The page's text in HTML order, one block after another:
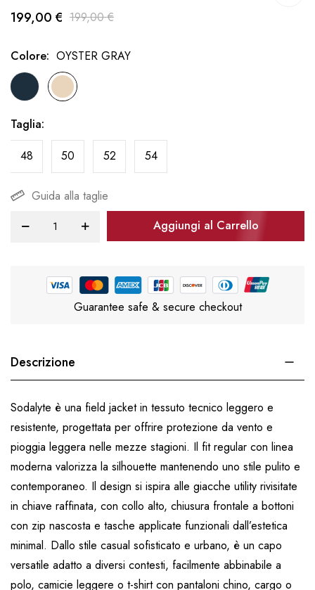
della
galleria
di
immagini
199,00 € 199,00 €
Colore OYSTER GRAY
Taglia
48
50 52 54
Guida alla taglie
Aggiungi al Carrello
Guarantee safe & secure checkout
Descrizione
Sodalyte è una field jacket in tessuto tecnico leggero e
resistente, progettata per offrire protezione da vento e
pioggia leggera nelle mezze stagioni. Il fit regular con linea
moderna valorizza la silhouette mantenendo uno stile pulito e
contemporaneo. Il design si ispira alle giacche utility rivisitate
in chiave raffinata, con collo alto, chiusura frontale a bottoni
con zip nascosta e tasche applicate funzionali dall’estetica
minimal. Dallo stile casual sofisticato e urbano, è un capo
versatile adatto a diversi contesti, facilmente abbinabile a
polo, camicie leggere o t-shirt con pantaloni chino, cargo o